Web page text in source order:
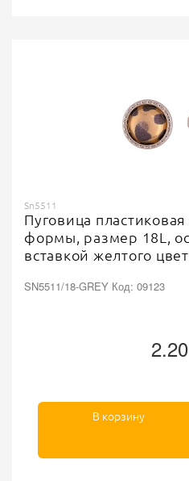
Sn5511
Пуговица
формы, размер 18L,
вставкой желтого
SN5511/18-GREY Код: 09123
В корзину